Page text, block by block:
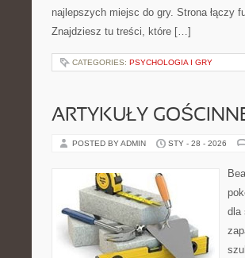
najlepszych miejsc do gry. Strona łączy
Znajdziesz tu treści, które […]
CATEGORIES: PSYCHOLOGIA I GRY
ARTYKUŁY
POSTED BY ADMIN STY - 28 - 2026
dla